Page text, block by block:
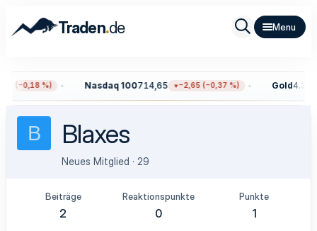
Traden.de
(−0,18 %) Nasdaq 100714,65 −2,65 (−0,37 %) Gold
B Blaxes
Neues Mitglied · 29
Beiträge
2
Reaktionspunkte
0
Punkte
1